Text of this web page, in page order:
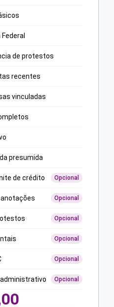
de protestos
recentes
vinculadas
presumida
de crédito Opcional
anotações Opcional
Opcional
Opcional
Opcional
Opcional